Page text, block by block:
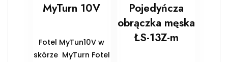
MyTurn 10V
Fotel MyTun10V w
skórze MyTurn Fotel
Pojedyńcza
obrączka męska
ŁS-13Z-m